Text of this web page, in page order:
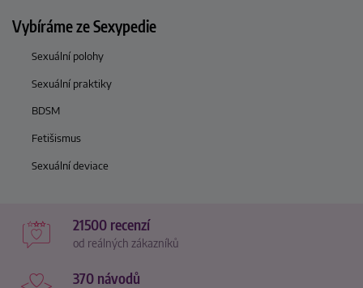
Vybíráme ze Sexypedie
Sexuální polohy
Sexuální praktiky
BDSM
Fetišismus
Sexuální deviace
21500 recenzí
od reálných zákazníků
370 návodů